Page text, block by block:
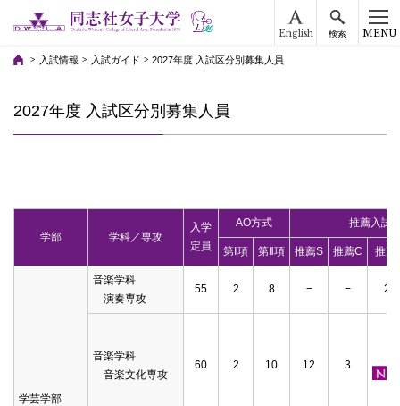
English 検索 MENU
入試情報 入試ガイド 2027年度 入試区分別募集人員
2027年度 入試区分別募集人員
学部 学科／専攻
入学
定員
AO方式 推薦入試
第Ⅰ項 第Ⅱ項 推薦S 推薦C 推薦
学芸学部
音楽学科
演奏専攻
55 2 8 − − 25
音楽学科
音楽文化専攻
60 2 10 12 3